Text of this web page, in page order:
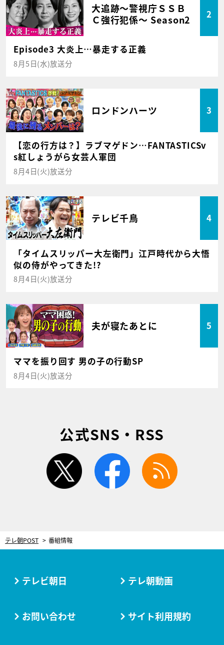
大追跡～警視庁ＳＳＢ
Ｃ強行犯係～ Season2
2
Episode3 大炎上…暴走する正義
8月5日(水)放送分
ロンドンハーツ 3
【恋の行方は？】ラブマゲドン…FANTASTICSv
s紅しょうがら女芸人軍団
8月4日(火)放送分
テレビ千鳥 4
「タイムスリッパー大左衛門」江戸時代から大悟
似の侍がやってきた!?
8月4日(火)放送分
夫が寝たあとに 5
ママを振り回す 男の子の行動SP
8月4日(火)放送分
公式SNS・RSS
twitter facebook
テレ朝POST 番組情報
テレビ朝日 テレ朝動画
お問い合わせ サイト利用規約